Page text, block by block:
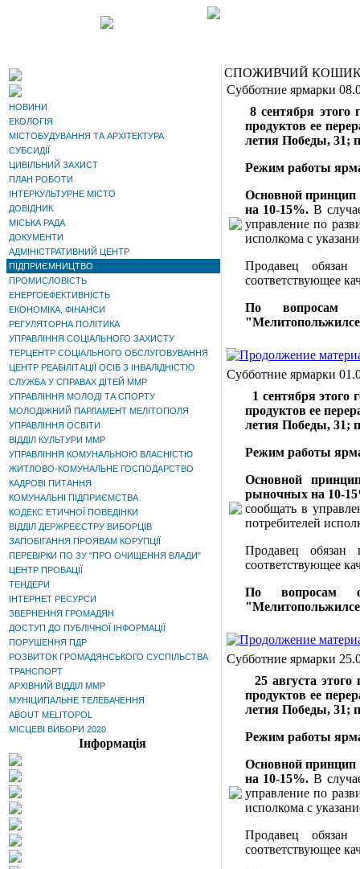
НОВИНИ
ЕКОЛОГІЯ
МІСТОБУДУВАННЯ ТА АРХІТЕКТУРА
СУБСИДІЇ
ЦИВІЛЬНИЙ ЗАХИСТ
ПЛАН РОБОТИ
ІНТЕРКУЛЬТУРНЕ МІСТО
ДОВІДНИК
МІСЬКА РАДА
ДОКУМЕНТИ
АДМІНІСТРАТИВНИЙ ЦЕНТР
ПІДПРИЄМНИЦТВО
ПРОМИСЛОВІСТЬ
ЕНЕРГОЕФЕКТИВНІСТЬ
ЕКОНОМІКА, ФІНАНСИ
РЕГУЛЯТОРНА ПОЛІТИКА
УПРАВЛІННЯ СОЦІАЛЬНОГО ЗАХИСТУ
ТЕРЦЕНТР СОЦІАЛЬНОГО ОБСЛУГОВУВАННЯ
ЦЕНТР РЕАБІЛІТАЦІЇ ОСІБ З ІНВАЛІДНІСТЮ
СЛУЖБА У СПРАВАХ ДІТЕЙ ММР
УПРАВЛІННЯ МОЛОДІ ТА СПОРТУ
МОЛОДІЖНИЙ ПАРЛАМЕНТ МЕЛІТОПОЛЯ
УПРАВЛІННЯ ОСВІТИ
ВІДДІЛ КУЛЬТУРИ ММР
УПРАВЛІННЯ КОМУНАЛЬНОЮ ВЛАСНІСТЮ
ЖИТЛОВО-КОМУНАЛЬНЕ ГОСПОДАРСТВО
КАДРОВІ ПИТАННЯ
КОМУНАЛЬНІ ПІДПРИЄМСТВА
КОДЕКС ЕТИЧНОЇ ПОВЕДІНКИ
ВІДДІЛ ДЕРЖРЕЄСТРУ ВИБОРЦІВ
ЗАПОБІГАННЯ ПРОЯВАМ КОРУПЦІЇ
ПЕРЕВІРКИ ПО ЗУ "ПРО ОЧИЩЕННЯ ВЛАДИ"
ЦЕНТР ПРОБАЦІЇ
ТЕНДЕРИ
ІНТЕРНЕТ РЕСУРСИ
ЗВЕРНЕННЯ ГРОМАДЯН
ДОСТУП ДО ПУБЛІЧНОЇ ІНФОРМАЦІЇ
ПОРУШЕННЯ ПДР
РОЗВИТОК ГРОМАДЯНСЬКОГО СУСПІЛЬСТВА
ТРАНСПОРТ
АРХІВНИЙ ВІДДІЛ ММР
МУНІЦИПАЛЬНЕ ТЕЛЕБАЧЕННЯ
ABOUT MELITOPOL
МІСЦЕВІ ВИБОРИ 2020
Інформація
СПОЖИВЧИЙ
Субботние ярмарки
8 сентября этого
продуктов ее
летия Победы, 31;
Режим работы
Основной
на 10-15%. В
управление по
исполкома с
Продавец
соответствующее
По вопросам
Субботние ярмарки
1 сентября этого
продуктов ее
летия Победы, 31;
Режим работы
Основной
рыночных на 10-
сообщать в
потребителей
Продавец обязан
соответствующее
По вопросам
Субботние ярмарки
25 августа этого
продуктов ее
летия Победы, 31;
Режим работы
Основной
на 10-15%. В
управление по
исполкома с
Продавец
соответствующее